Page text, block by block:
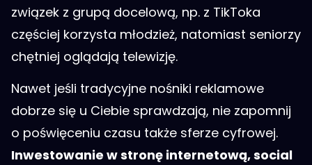
związek z grupą docelową, np. z TikToka
częściej korzysta młodzież, natomiast seniorzy
chętniej oglądają telewizję.
Nawet jeśli tradycyjne nośniki reklamowe
dobrze się u Ciebie sprawdzają, nie zapomnij
o poświęceniu czasu także sferze cyfrowej.
Inwestowanie w stronę internetową, social